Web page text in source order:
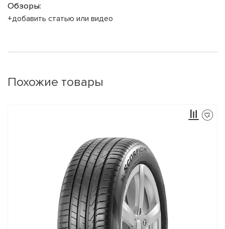
Обзоры:
+добавить статью или видео
Похожие товары